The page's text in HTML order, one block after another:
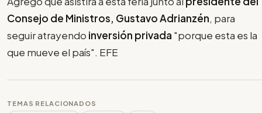
Consejo de Ministros, Gustavo Adrianzén, para
seguir atrayendo inversión privada "porque esta es la
que mueve el país". EFE
TEMAS RELACIONADOS